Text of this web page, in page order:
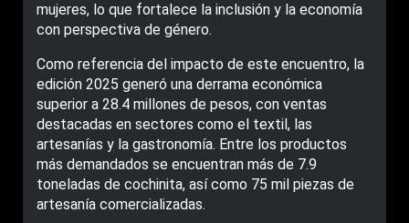
mujeres, lo que fortalece la inclusión y la economía
con perspectiva de género.
Como referencia del impacto de este encuentro, la
edición 2025 generó una derrama económica
superior a 28.4 millones de pesos, con ventas
destacadas en sectores como el textil, las
artesanías y la gastronomía. Entre los productos
más demandados se encuentran más de 7.9
toneladas de cochinita, así como 75 mil piezas de
artesanía comercializadas.